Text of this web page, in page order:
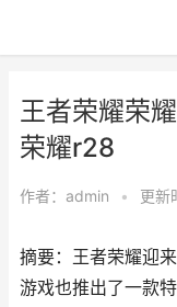
王者荣耀荣
荣耀r28
作者： admin • 更新
摘要：王者荣耀迎
游戏也推出了一款